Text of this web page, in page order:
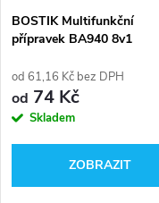
BOSTIK Multifunkční
přípravek BA940 8v1
od 61,16 Kč bez DPH
od 74 Kč
Skladem
ZOBRAZIT